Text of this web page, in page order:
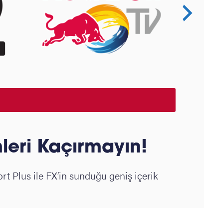
Kaçırmayın!
Plus ile FX’in sunduğu geniş içerik